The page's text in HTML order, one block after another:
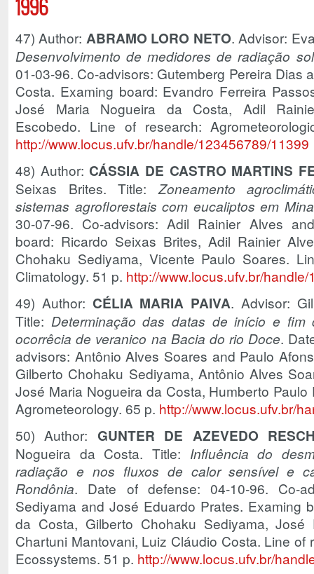
1996
47) Author: ABRAMO LORO NETO. Advisor:
Desenvolvimento de medidores de radiação
01-03-96. Co-advisors: Gutemberg Pereira Dias
Costa. Examing board: Evandro Ferreira
José Maria Nogueira da Costa, Adil
Escobedo. Line of research:
http://www.locus.ufv.br/handle/123456789/11399
48) Author: CÁSSIA DE CASTRO MARTINS
Seixas Brites. Title: Zoneamento
sistemas agroflorestais com eucaliptos em
30-07-96. Co-advisors: Adil Rainier Alves
board: Ricardo Seixas Brites, Adil Rainier
Chohaku Sediyama, Vicente Paulo Soares.
Climatology. 51 p. http://www.locus.ufv.br/
49) Author: CÉLIA MARIA PAIVA. Advisor:
Title: Determinação das datas de início e
ocorrêcia de veranico na Bacia do rio Doce.
advisors: Antônio Alves Soares and Paulo
Gilberto Chohaku Sediyama, Antônio Alves
José Maria Nogueira da Costa, Humberto
Agrometeorology. 65 p. http://www.locus.ufv.br/
50) Author: GUNTER DE AZEVEDO
Nogueira da Costa. Title: Influência do
radiação e nos fluxos de calor sensível e
Rondônia. Date of defense: 04-10-96. Co-
Sediyama and José Eduardo Prates. Examing
da Costa, Gilberto Chohaku Sediyama, José
Chartuni Mantovani, Luiz Cláudio Costa. Line of
Ecossystems. 51 p. http://www.locus.ufv.br/